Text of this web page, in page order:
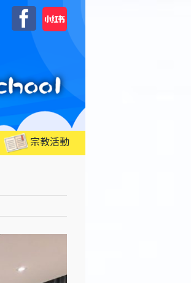
Facebook
自
訂
宗教活動